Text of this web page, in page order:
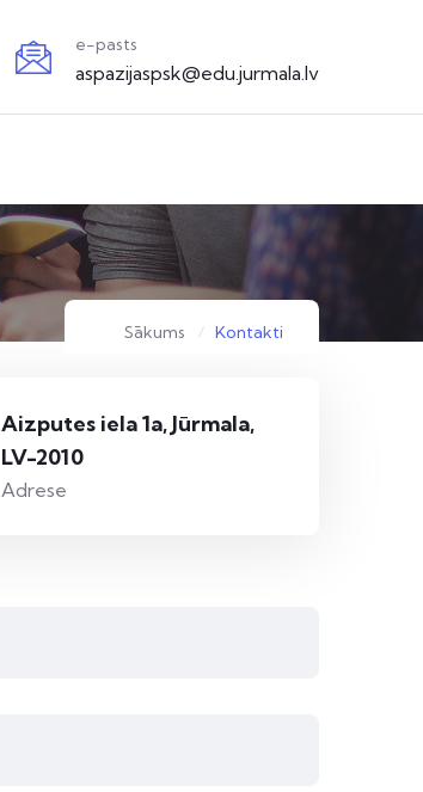
e-pasts
aspazijaspsk@edu.jurmala.lv
Sākums Kontakti
Aizputes iela 1a, Jūrmala,
LV-2010
Adrese